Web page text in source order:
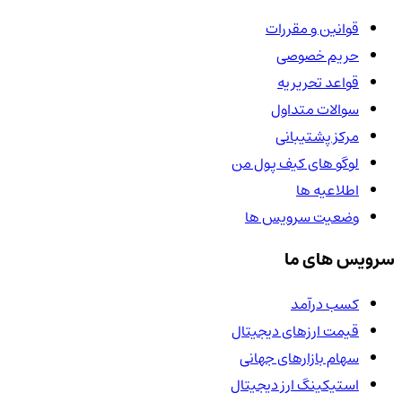
قوانین و مقررات
حریم خصوصی
قواعد تحریریه
سوالات متداول
مرکز پشتیبانی
لوگو های کیف پول من
اطلاعیه ها
وضعیت سرویس ها
سرویس های ما
کسب درآمد
قیمت ارزهای دیجیتال
سهام بازارهای جهانی
استیکینگ ارز دیجیتال